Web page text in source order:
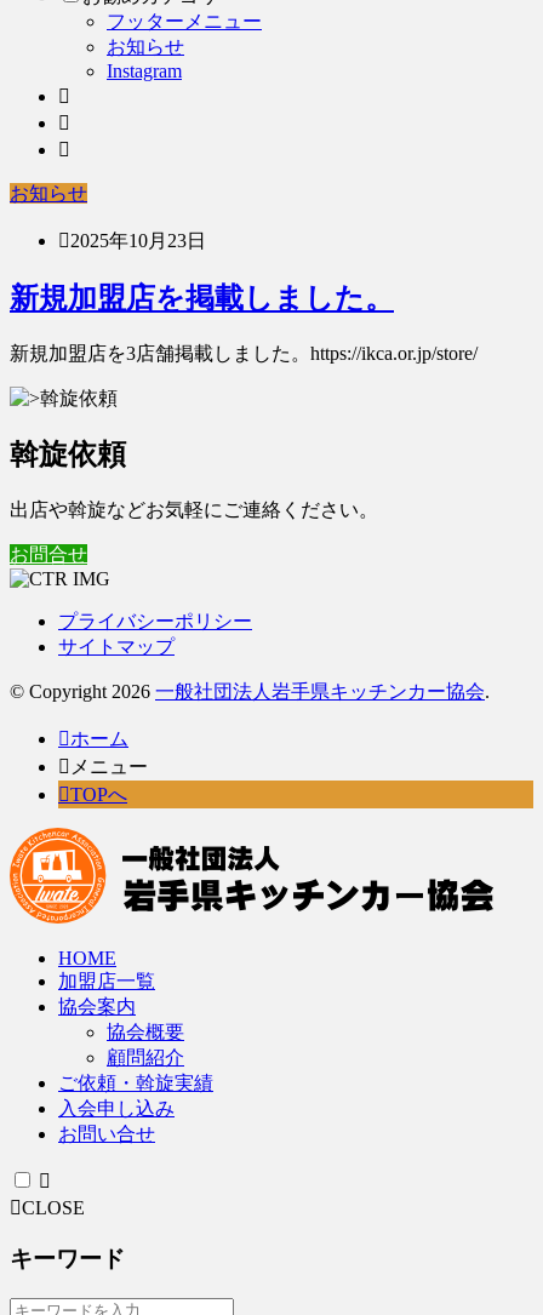
フッターメニュー
お知らせ
Instagram
お知らせ
2025年10月23日
新規加盟店を掲載しました。
新規加盟店を3店舗掲載しました。https://ikca.or.jp/store/
斡旋依頼
出店や斡旋などお気軽にご連絡ください。
お問合せ
プライバシーポリシー
サイトマップ
© Copyright 2026 一般社団法人岩手県キッチンカー協会.
ホーム
メニュー
TOPへ
HOME
加盟店一覧
協会案内
協会概要
顧問紹介
ご依頼・斡旋実績
入会申し込み
お問い合せ
CLOSE
キーワード